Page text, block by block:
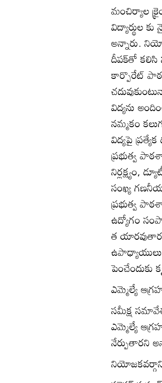
మంచిర్యాల
విద్యార్థుల
అన్నారు.
దీపక్‌తో కలిసి
కార్పొరేట్‌
విద్యను
నమ్మకం
విద్యపై
ప్రభుత్వ
నిర్లక్ష్యం,
సంఖ్య
ప్రభుత్వ
ఉద్యోగం
త
ఉపాధ్యాయులు
ఎమ్మెల్యే
సమీక్ష
ఎమ్మెల్యే
నేర్పుతారని